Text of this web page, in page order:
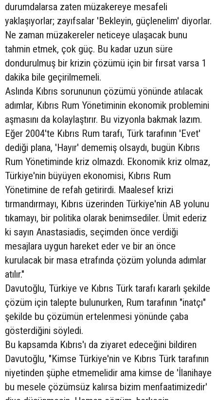
durumdalarsa zaten müzakereye mesafeli
yaklaşıyorlar; zayıfsalar 'Bekleyin, güçlenelim' diyorlar.
Ne zaman müzakereler neticeye ulaşacak bunu
tahmin etmek, çok güç. Bu kadar uzun süre
dondurulmuş bir krizin çözümü için bir fırsat varsa 1
dakika bile geçirilmemeli.
Aslında Kıbrıs sorununun çözümü yönünde atılacak
adımlar, Kıbrıs Rum Yönetiminin ekonomik problemini
aşmasını da kolaylaştırır. Bu vizyonla bakmak lazım.
Eğer 2004'te Kıbrıs Rum tarafı, Türk tarafının 'Evet'
dediği plana, 'Hayır' dememiş olsaydı, bugün Kıbrıs
Rum Yönetiminde kriz olmazdı. Ekonomik kriz olmaz,
Türkiye'nin büyüyen ekonomisi, Kıbrıs Rum
Yönetimine de refah getirirdi. Maalesef krizi
tırmandırmayı, Kıbrıs üzerinden Türkiye'nin AB yolunu
tıkamayı, bir politika olarak benimsediler. Ümit ederiz
ki sayın Anastasiadis, seçimden önce verdiği
mesajlara uygun hareket eder ve bir an önce
kurulacak bir masa etrafında çözüm yolunda adımlar
atılır."
Davutoğlu, Türkiye ve Kıbrıs Türk tarafı kararlı şekilde
çözüm için talepte bulunurken, Rum tarafının "inatçı"
şekilde bu çözümün ertelenmesi yönünde çaba
gösterdiğini söyledi.
Bu kapsamda Kıbrıs'ı da ziyaret edeceğini bildiren
Davutoğlu, "Kimse Türkiye'nin ve Kıbrıs Türk tarafının
niyetinden şüphe etmemelidir ama kimse de 'İlanihaye
bu mesele çözümsüz kalırsa bizim menfaatimizedir'